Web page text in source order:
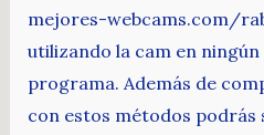
mejores-webcams.com/
utilizando la cam en
programa. Además de
con estos métodos podrás